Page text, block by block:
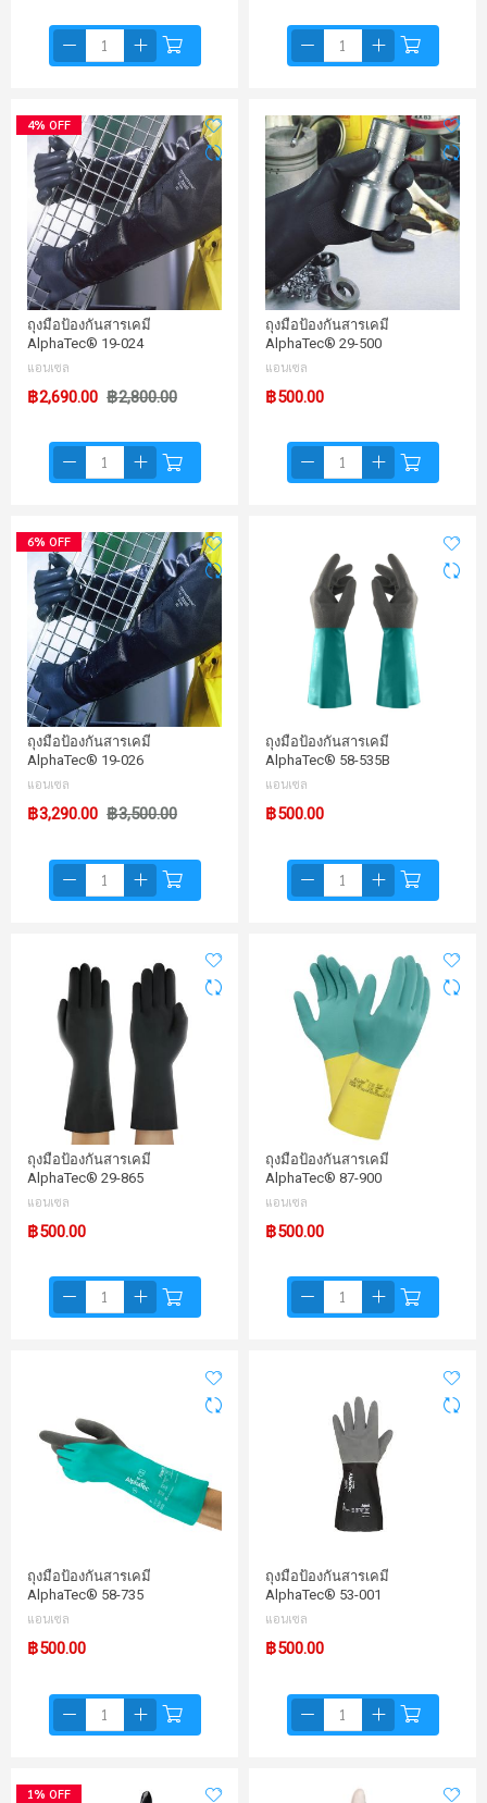
4% OFF
ถุงมือป้องกันสารเคมี
AlphaTec® 19-024
แอนเซล
฿2,690.00 ฿2,800.00
ถุงมือป้องกันสารเคมี
AlphaTec® 29-500
แอนเซล
฿500.00
6% OFF
ถุงมือป้องกันสารเคมี
AlphaTec® 19-026
แอนเซล
฿3,290.00 ฿3,500.00
ถุงมือป้องกันสารเคมี
AlphaTec® 58-535B
แอนเซล
฿500.00
ถุงมือป้องกันสารเคมี
AlphaTec® 29-865
แอนเซล
฿500.00
ถุงมือป้องกันสารเคมี
AlphaTec® 87-900
แอนเซล
฿500.00
ถุงมือป้องกันสารเคมี
AlphaTec® 58-735
แอนเซล
฿500.00
ถุงมือป้องกันสารเคมี
AlphaTec® 53-001
แอนเซล
฿500.00
1% OFF